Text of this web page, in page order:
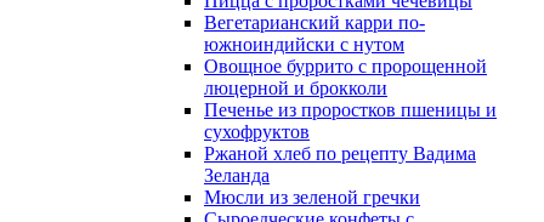
Вегетарианский карри по-
южноиндийски с нутом
Овощное буррито с пророщенной
люцерной и брокколи
Печенье из проростков пшеницы и
сухофруктов
Ржаной хлеб по рецепту Вадима
Зеланда
Мюсли из зеленой гречки